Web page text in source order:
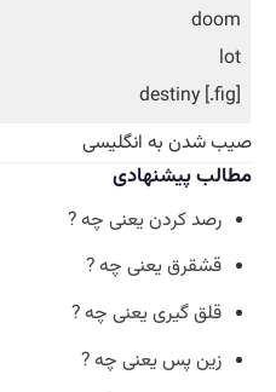
doom
lot
[fig.] destiny
صیب شدن به انگلیسی
مطالب پیشنهادی
رصد کردن یعنی چه ?
قشقرق یعنی چه ?
قلق گیری یعنی چه ?
زین پس یعنی چه ?